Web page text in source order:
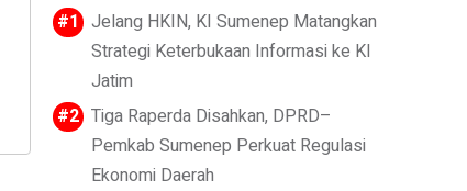
Jelang HKIN, KI Sumenep Matangkan
Strategi Keterbukaan Informasi ke KI
Jatim
Tiga Raperda Disahkan, DPRD–
Pemkab Sumenep Perkuat Regulasi
Ekonomi Daerah